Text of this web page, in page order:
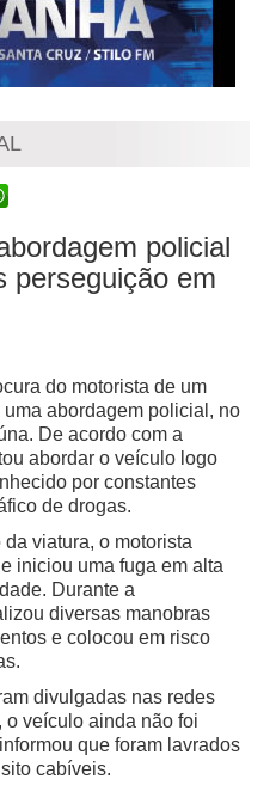
policial
perseguição em
do motorista de um
abordagem policial, no
De acordo com a
abordar o veículo logo
por constantes
de drogas.
viatura, o motorista
iniciou uma fuga em alta
Durante a
diversas manobras
e colocou em risco
divulgadas nas redes
o veículo ainda não foi
que foram lavrados
cabíveis.